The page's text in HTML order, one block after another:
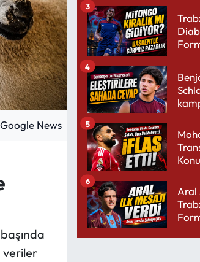
veriler
3
4
5
Aral
6